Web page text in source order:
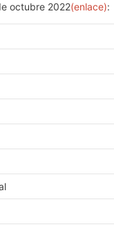
octubre 2022(enlace):